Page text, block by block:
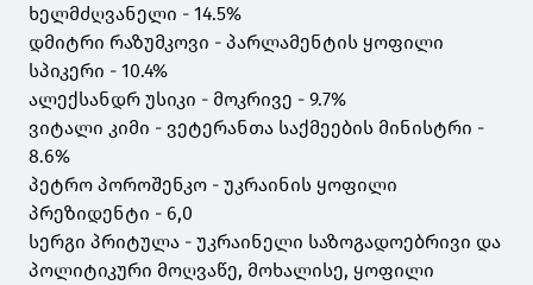
ხელმძღვანელი - 14.5%
დმიტრი რაზუმკოვი - პარლამენტის ყოფილი
სპიკერი - 10.4%
ალექსანდრ უსიკი - მოკრივე - 9.7%
ვიტალი კიმი - ვეტერანთა საქმეების მინისტრი -
8.6%
პეტრო პოროშენკო - უკრაინის ყოფილი
პრეზიდენტი - 6,0
სერგი პრიტულა - უკრაინელი საზოგადოებრივი და
პოლიტიკური მოღვაწე, მოხალისე, ყოფილი